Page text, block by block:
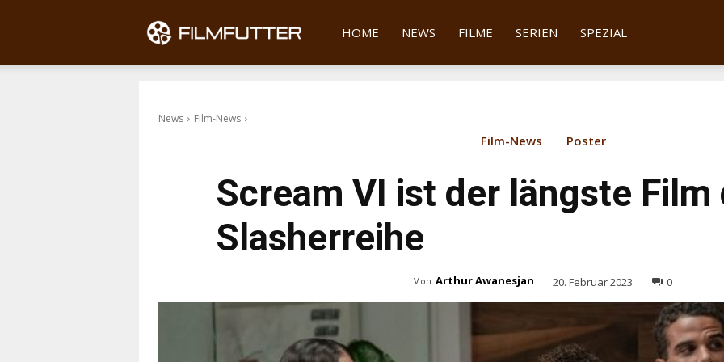
Filmfutter
HOME NEWS FILME SERIEN SPEZIAL
News Film-News
Film-News Poster
Scream VI ist der längste Film
Slasherreihe
Von Arthur Awanesjan 20. Februar 2023 0